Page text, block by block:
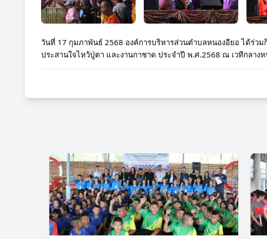
วันที่ 17 กุมภาพันธ์ 2568 องค์การบริหารส่วนตำบลหนองอียอ ได้ร่วม
ประสานใจไหว้ปู่ตา และงานกาชาด ประจำปี พ.ศ.2568 ณ เวทีกลาง